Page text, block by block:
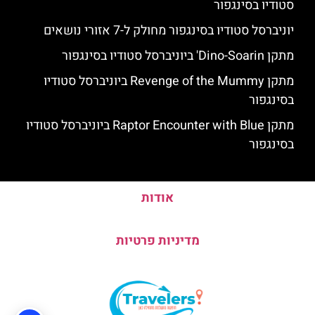
סטודיו בסינגפור
יוניברסל סטודיו בסינגפור מחולק ל-7 אזורי נושאים
מתקן Dino-Soarin' ביוניברסל סטודיו בסינגפור
מתקן Revenge of the Mummy ביוניברסל סטודיו
בסינגפור
מתקן Raptor Encounter with Blue ביוניברסל סטודיו
בסינגפור
אודות
מדיניות פרטיות